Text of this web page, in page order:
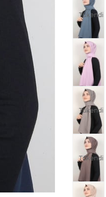
Tükendi
Tükendi
Tükendi